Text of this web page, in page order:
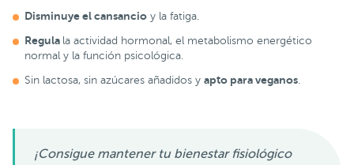
Disminuye el cansancio y la fatiga.
Regula la actividad hormonal, el metabolismo energético
normal y la función psicológica.
Sin lactosa, sin azúcares añadidos y apto para veganos.
¡Consigue mantener tu bienestar fisiológico